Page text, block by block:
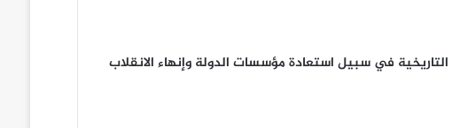
في سبيل استعادة مؤسسات الدولة وإنهاء الانقلاب